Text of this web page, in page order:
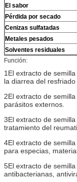
El sabor
Pérdida por secado
Cenizas sulfatadas
Metales pesados
Solventes residuales
Función:
1El extracto de
la diarrea del
2El extracto de
parásitos externos.
3El extracto de
tratamiento del
4El extracto de
para especias,
5El extracto de
antibacterianas,